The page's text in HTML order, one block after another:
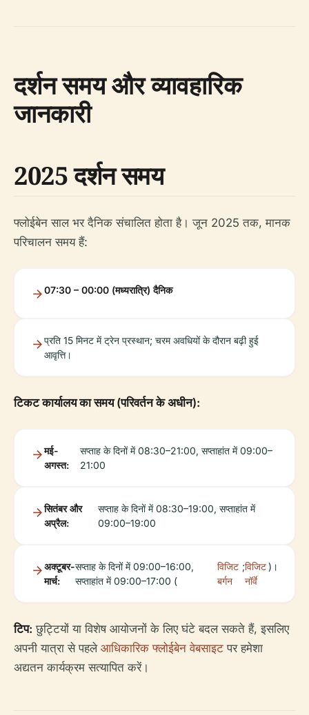
दर्शन समय और व्यावहारिक
जानकारी
2025 दर्शन समय
फ्लोईबेन साल भर दैनिक संचालित होता है। जून 2025 तक, मानक
परिचालन समय हैं:
07:30 – 00:00 (मध्यरात्रि) दैनिक
प्रति 15 मिनट में ट्रेन प्रस्थान; चरम अवधियों के दौरान बढ़ी हुई
आवृत्ति।
टिकट कार्यालय का समय (परिवर्तन के अधीन):
मई-
अगस्त:
सप्ताह के दिनों में 08:30–21:00, सप्ताहांत में 09:00–
21:00
सितंबर और
अप्रैल:
सप्ताह के दिनों में 08:30–19:00, सप्ताहांत में
09:00–19:00
अक्टूबर-
मार्च:
सप्ताह के दिनों में 09:00–16:00,
सप्ताहांत में 09:00–17:00 (
विजिट
बर्गन
;विजिट
नॉर्वे
)।
टिप: छुट्टियों या विशेष आयोजनों के लिए घंटे बदल सकते हैं, इसलिए
अपनी यात्रा से पहले आधिकारिक फ्लोईबेन वेबसाइट पर हमेशा
अद्यतन कार्यक्रम सत्यापित करें।